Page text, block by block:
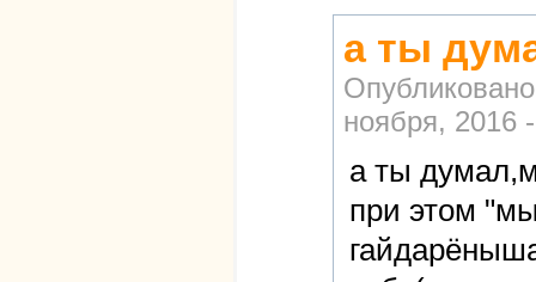
а ты
ноября, 2016
а ты
при этом